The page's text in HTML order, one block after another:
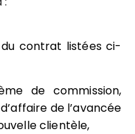
contrat listées ci-
de commission,
de l’avancée
clientèle,